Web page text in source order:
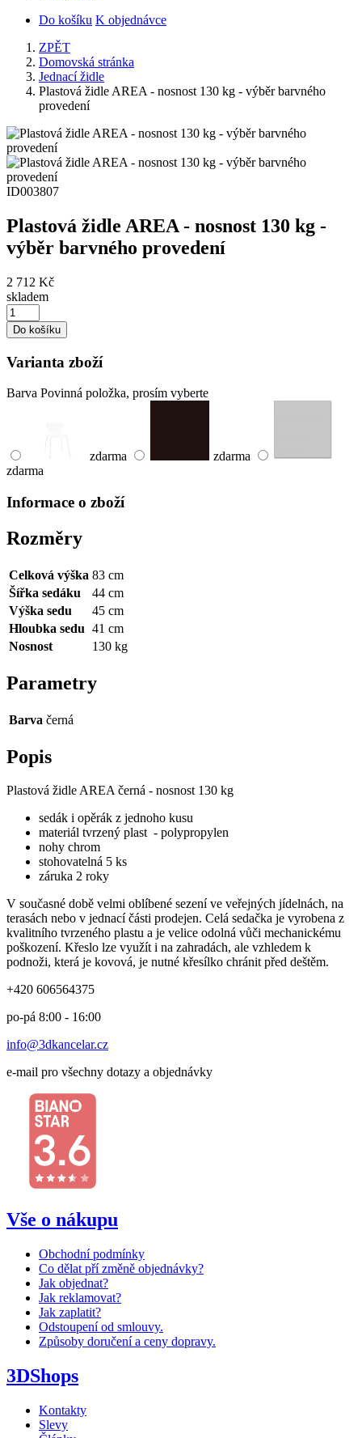
Do košíku K objednávce
ZPĚT
Domovská stránka
Jednací židle
Plastová židle AREA - nosnost 130 kg - výběr barvného
provedení
ID003807
Plastová židle AREA - nosnost 130 kg -
výběr barvného provedení
2 712 Kč
skladem
Do košíku
Varianta zboží
Barva Povinná položka, prosím vyberte
zdarma
zdarma
zdarma
Informace o zboží
Rozměry
Celková výška 83 cm
Šířka sedáku
44 cm
Výška sedu
45 cm
Hloubka sedu 41 cm
Nosnost
130 kg
Parametry
Barva černá
Popis
Plastová židle AREA černá - nosnost 130 kg
sedák i opěrák z jednoho kusu
materiál tvrzený plast - polypropylen
nohy chrom
stohovatelná 5 ks
záruka 2 roky
V současné době velmi oblíbené sezení ve veřejných jídelnách, na
terasách nebo v jednací části prodejen. Celá sedačka je vyrobena z
kvalitního tvrzeného plastu a je velice odolná vůči mechanickému
poškození. Křeslo lze využít i na zahradách, ale vzhledem k
podnoži, která je kovová, je nutné křesílko chránit před deštěm.
+420 606564375
po-pá 8:00 - 16:00
info@3dkancelar.cz
e-mail pro všechny dotazy a objednávky
Vše o nákupu
Obchodní podmínky
Co dělat pří změně objednávky?
Jak objednat?
Jak reklamovat?
Jak zaplatit?
Odstoupení od smlouvy.
Způsoby doručení a ceny dopravy.
3DShops
Kontakty
Slevy